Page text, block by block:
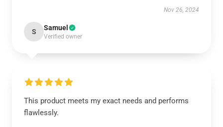
Nov 26, 2024
S Samuel
Verified owner
This product meets my exact needs and performs
flawlessly.